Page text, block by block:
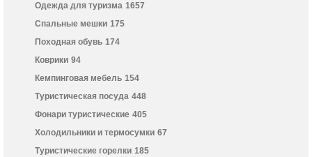
Одежда для туризма 1657
Спальные мешки 175
Походная обувь 174
Коврики 94
Кемпинговая мебель 154
Туристическая посуда 448
Фонари туристические 405
Холодильники и термосумки 67
Туристические горелки 185